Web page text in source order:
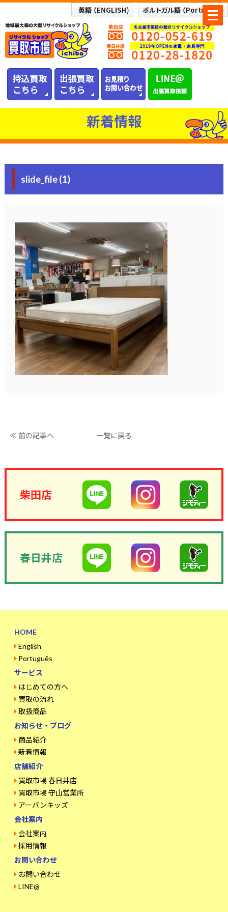
メ
ニ
ュ
ー
新着情報
slide_file (1)
≪ 前の記事へ 一覧に戻る
柴田店
春日井店
HOME
English
Português
サービス
はじめての方へ
買取の流れ
取扱商品
お知らせ・ブログ
商品紹介
新着情報
店舗紹介
買取市場 春日井店
買取市場 守山営業所
アーバンキッズ
会社案内
会社案内
採用情報
お問い合わせ
お問い合わせ
LINE@